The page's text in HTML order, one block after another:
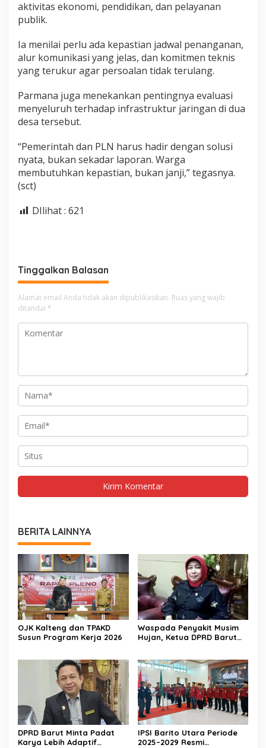
aktivitas ekonomi, pendidikan, dan pelayanan
publik.
Ia menilai perlu ada kepastian jadwal penanganan,
alur komunikasi yang jelas, dan komitmen teknis
yang terukur agar persoalan tidak terulang.
Parmana juga menekankan pentingnya evaluasi
menyeluruh terhadap infrastruktur jaringan di dua
desa tersebut.
“Pemerintah dan PLN harus hadir dengan solusi
nyata, bukan sekadar laporan. Warga
membutuhkan kepastian, bukan janji,” tegasnya.
(sct)
DIlihat : 621
Tinggalkan Balasan
Alamat email Anda tidak akan dipublikasikan. Ruas yang wajib
ditandai *
BERITA LAINNYA
OJK Kalteng dan TPAKD
Susun Program Kerja 2026
Waspada Penyakit Musim
Hujan, Ketua DPRD Barut
DPRD Barut Minta Padat
Karya Lebih Adaptif
IPSI Barito Utara Periode
2025–2029 Resmi